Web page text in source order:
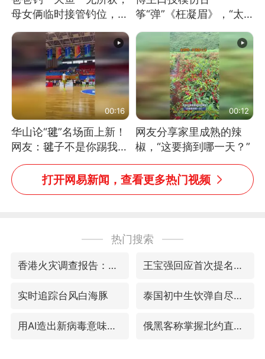
母女俩临时接管钓位，用
玩具鱼竿钓上大鱼
筝“弹”《枉凝眉》，“太
像了～你是吃古筝长大的
吗？”“或将成为首位考级
不带古筝的选手。”（来
源：新华每日电讯）
00:16
华山论“毽”名场面上新！
网友：毽子不是你踢我
捡，我踢你捡吗
00:12
网友分享家里成熟的辣
椒，“这要摘到哪一天？”
打开网易新闻，查看更多热门视频
热门搜索
香港火灾调查报告：大火或由烟头引起 王宝强回应首次提名百花影帝
实时追踪台风白海豚 泰国初中生饮弹自尽前开了26枪
用AI造出新病毒意味着什么 俄黑客称掌握北约直接参与袭俄证据